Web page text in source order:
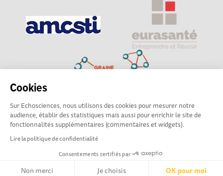
Cookies
Sur Echosciences, nous utilisons des cookies pour mesurer notre
audience, établir des statistiques mais aussi pour enrichir le site de
fonctionnalités supplémentaires (commentaires et widgets).
Lire la politique de confidentialité
Consentements certifiés par
Non merci Je choisis OK pour moi
Explorer, s’exprimer, rentrer en contact : Echosciences
Hauts-de-France est le réseau social des amateurs de
sciences et de technologies du territoire
Mentions légales|Politique de confidentialité
Ligne éditoriale